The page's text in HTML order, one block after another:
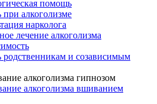
помощь
алкоголизме
нарколога
лечение алкоголизма
и созависимым
алкоголизма гипнозом
алкоголизма вшиванием